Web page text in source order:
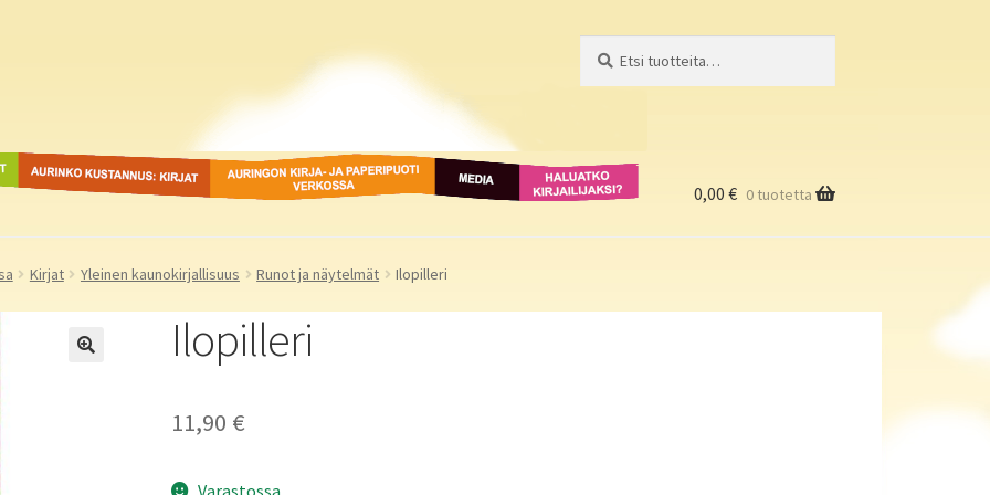
Aurinko Kustannus: kirjat Auringon kirja- ja
paperipuodit verkossa
Media
Haluatko
kirjailijaksi?
0,00 € 0 tuotetta
Kirjat Yleinen kaunokirjallisuus Runot ja näytelmät Ilopilleri
Ilopilleri
11,90 €